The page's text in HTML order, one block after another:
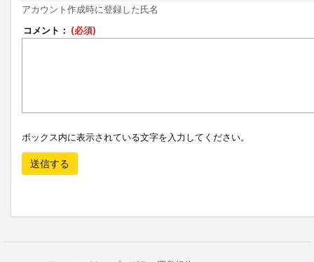
アカウント作成時に登録した氏名
コメント： (必須)
ボックス内に表示されている文字を入力してください。
送信する